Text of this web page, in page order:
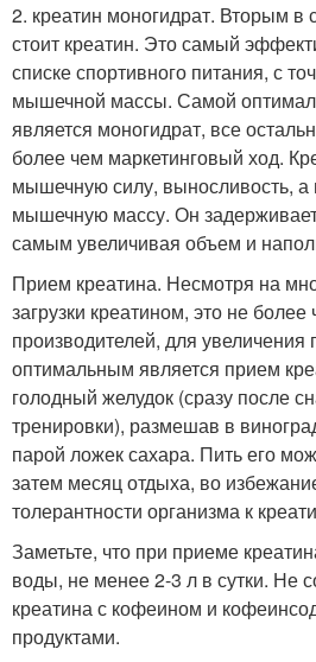
2. креатин моногидрат. Вторым в
стоит креатин. Это самый
списке спортивного питания, с
мышечной массы. Самой
является моногидрат, все
более чем маркетинговый ход.
мышечную силу, выносливость, а
мышечную массу. Он
самым увеличивая объем и
Прием креатина. Несмотря на
загрузки креатином, это не более
производителей, для
оптимальным является прием
голодный желудок (сразу после
тренировки), размешав в
парой ложек сахара. Пить его
затем месяц отдыха, во
толерантности организма к
Заметьте, что при приеме
воды, не менее 2-3 л в сутки. Не
креатина с кофеином и
продуктами.